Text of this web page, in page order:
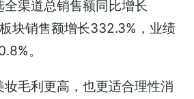
渠道总销售额同比增长
块销售额增长332.3%，业绩
。
⽑利更⾼，也更适合理性消